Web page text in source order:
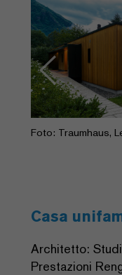
Foto: Traumhaus,
Previous
Casa
Architetto:
Prestazioni